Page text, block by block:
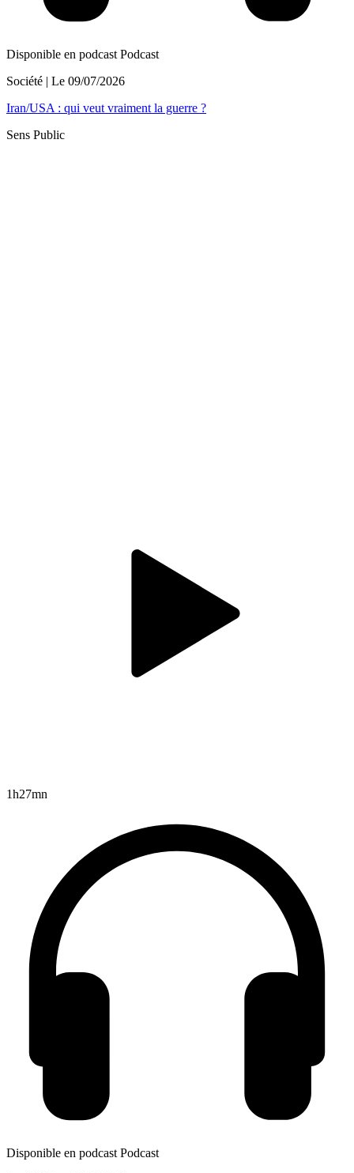
Disponible en podcast Podcast
Société | Le 09/07/2026
Iran/USA : qui veut vraiment la guerre ?
Sens Public
1h27mn
Disponible en podcast Podcast